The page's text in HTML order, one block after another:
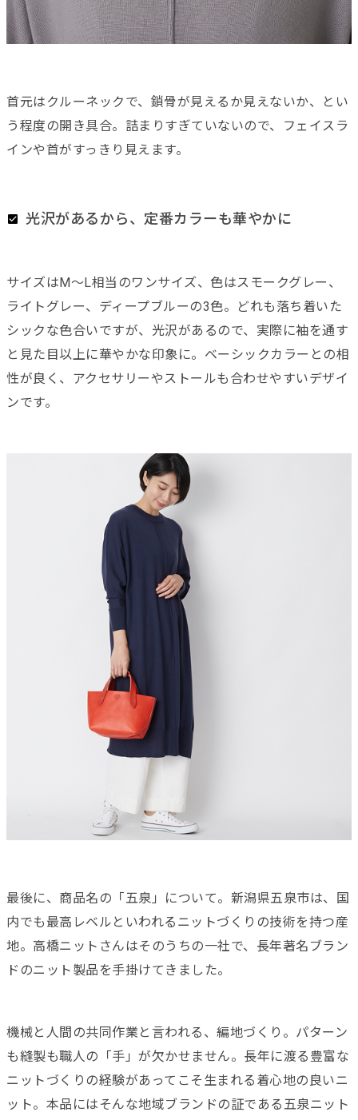
首元はクルーネックで、鎖骨が見えるか見えないか、とい
う程度の開き具合。詰まりすぎていないので、フェイスラ
インや首がすっきり見えます。
光沢があるから、定番カラーも華やかに
サイズはM〜L相当のワンサイズ、色はスモークグレー、
ライトグレー、ディープブルーの3色。どれも落ち着いた
シックな色合いですが、光沢があるので、実際に袖を通す
と見た目以上に華やかな印象に。ベーシックカラーとの相
性が良く、アクセサリーやストールも合わせやすいデザイ
ンです。
最後に、商品名の「五泉」について。新潟県五泉市は、国
内でも最高レベルといわれるニットづくりの技術を持つ産
地。高橋ニットさんはそのうちの一社で、長年著名ブラン
ドのニット製品を手掛けてきました。
機械と人間の共同作業と言われる、編地づくり。パターン
も縫製も職人の「手」が欠かせません。長年に渡る豊富な
ニットづくりの経験があってこそ生まれる着心地の良いニ
ット。本品にはそんな地域ブランドの証である五泉ニット